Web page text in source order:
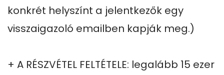
konkrét helyszínt a jelentkezők egy
visszaigazoló emailben kapják meg.)
+ A RÉSZVÉTEL FELTÉTELE: legalább 15 ezer